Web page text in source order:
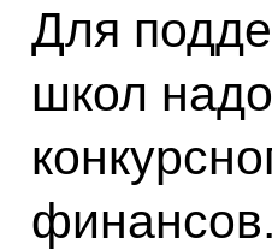
Для
школ